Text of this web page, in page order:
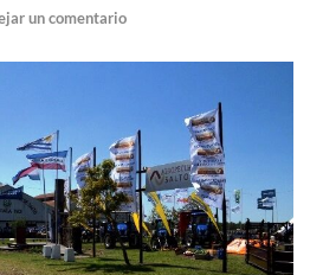
un comentario